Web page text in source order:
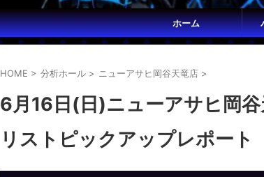
ホーム
HOME > 分析ホール > ニューアサヒ岡谷天竜店 >
6月16日(日)ニューアサヒ岡
リストピックアップレポート